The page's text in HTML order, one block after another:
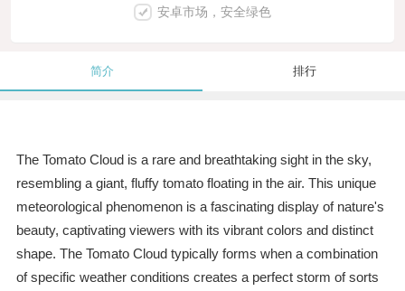
安卓市场，安全绿色
简介 排行
The Tomato Cloud is a rare and breathtaking sight in the sky,
resembling a giant, fluffy tomato floating in the air. This unique
meteorological phenomenon is a fascinating display of nature's
beauty, captivating viewers with its vibrant colors and distinct
shape. The Tomato Cloud typically forms when a combination
of specific weather conditions creates a perfect storm of sorts